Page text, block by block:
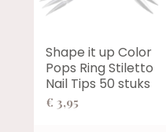
Shape it up Color
Pops Ring Stiletto
Nail Tips 50 stuks
€ 3,95